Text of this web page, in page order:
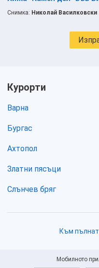
Снимка: Николай Василковски
Курорти
Варна
Бургас
Ахтопол
Златни пясъци
Слънчев бряг
Към
Мобилното